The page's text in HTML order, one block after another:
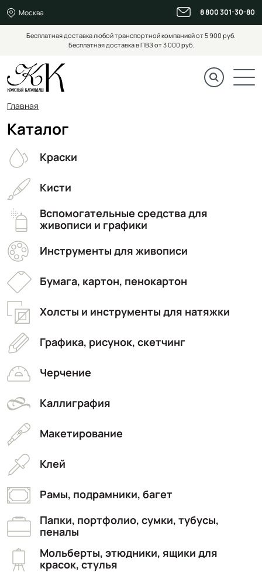
Москва 8 800 301-30-80
Бесплатная доставка любой транспортной компанией от 5 900 руб.
Бесплатная доставка в ПВЗ от 3 000 руб.
Главная
Каталог
Краски
Кисти
Вспомогательные средства для
живописи и графики
Инструменты для живописи
Бумага, картон, пенокартон
Холсты и инструменты для натяжки
Графика, рисунок, скетчинг
Черчение
Каллиграфия
Макетирование
Клей
Рамы, подрамники, багет
Папки, портфолио, сумки, тубусы,
пеналы
Мольберты, этюдники, ящики для
красок, стулья